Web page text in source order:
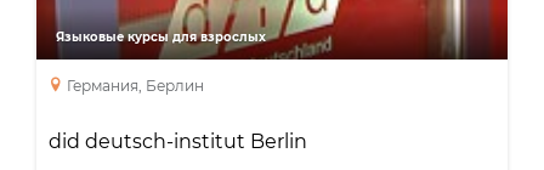
Языковые курсы для взрослых
Германия, Берлин
did deutsch-institut Berlin
Бизнес курс
курс подготовки к экзаменам